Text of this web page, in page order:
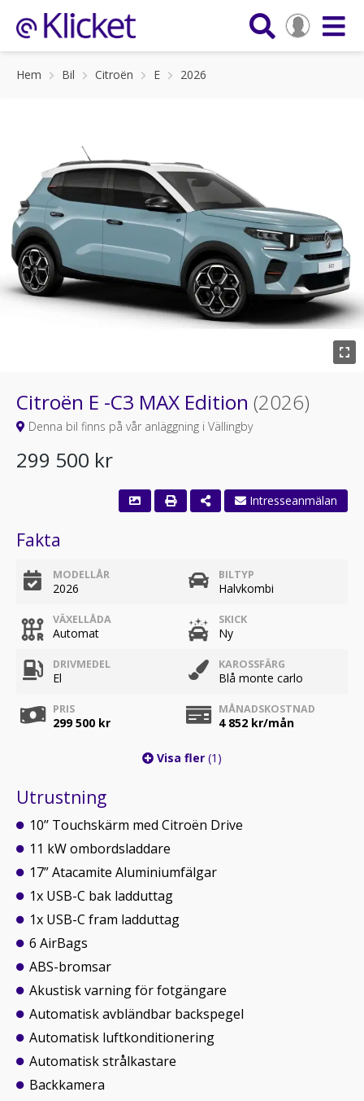
Hem Bil Citroën E 2026
Citroën E -C3 MAX Edition (2026)
Denna bil finns på vår anläggning i Vällingby
299 500 kr
Intresseanmälan
Fakta
MODELLÅR
2026
BILTYP
Halvkombi
VÄXELLÅDA
Automat
SKICK
Ny
DRIVMEDEL
El
KAROSSFÄRG
Blå monte carlo
PRIS
299 500 kr
MÅNADSKOSTNAD
4 852 kr/mån
Visa fler (1)
Utrustning
10’’ Touchskärm med Citroën Drive
11 kW ombordsladdare
17” Atacamite Aluminiumfälgar
1x USB-C bak ladduttag
1x USB-C fram ladduttag
6 AirBags
ABS-bromsar
Akustisk varning för fotgängare
Automatisk avbländbar backspegel
Automatisk luftkonditionering
Automatisk strålkastare
Backkamera